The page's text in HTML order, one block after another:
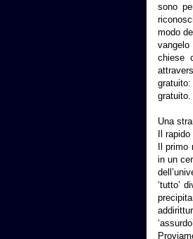
sono
modo
vangelo
chiese
gratuito.
Una
Il
Il
in un
‘tutto’